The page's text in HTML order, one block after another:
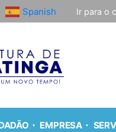
Spanish Ir para o
EMPRESA